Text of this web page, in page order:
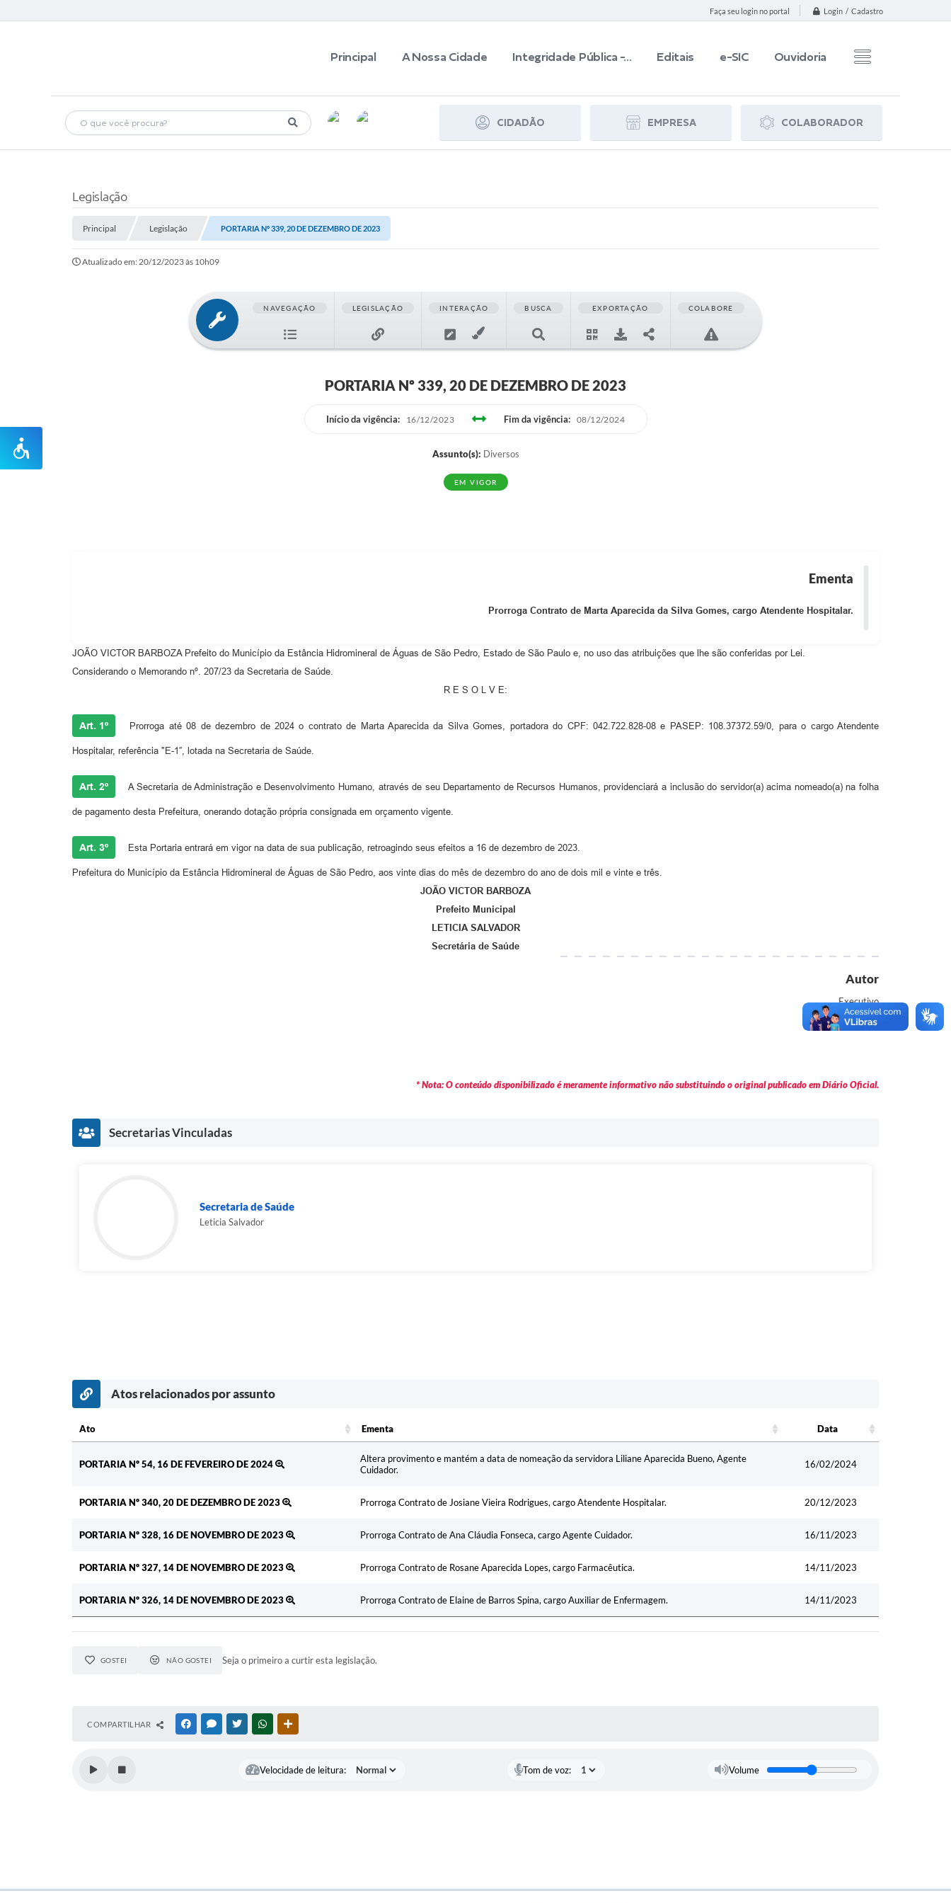
Faça seu login no portal Login / Cadastro
Principal A Nossa Cidade Integridade Pública -... Editais e-SIC Ouvidoria
CIDADÃO EMPRESA COLABORADOR
Legislação
Principal Legislação PORTARIA Nº 339, 20 DE DEZEMBRO DE 2023
Atualizado em: 20/12/2023 às 10h09
NAVEGAÇÃO LEGISLAÇÃO INTERAÇÃO BUSCA EXPORTAÇÃO COLABORE
PORTARIA Nº 339, 20 DE DEZEMBRO DE 2023
Início da vigência: 16/12/2023 Fim da vigência: 08/12/2024
Assunto(s): Diversos
EM VIGOR
Ementa
Prorroga Contrato de Marta Aparecida da Silva Gomes, cargo Atendente Hospitalar.
JOÃO VICTOR BARBOZA Prefeito do Município da Estância Hidromineral de Águas de São Pedro, Estado de São Paulo e, no uso das atribuições que lhe são conferidas por Lei.
Considerando o Memorando nº. 207/23 da Secretaria de Saúde.
R E S O L V E:
Art. 1º Prorroga até 08 de dezembro de 2024 o contrato de Marta Aparecida da Silva Gomes, portadora do CPF: 042.722.828-08 e PASEP: 108.37372.59/0, para o cargo Atendente
Hospitalar, referência "E-1”, lotada na Secretaria de Saúde.
Art. 2º A Secretaria de Administração e Desenvolvimento Humano, através de seu Departamento de Recursos Humanos, providenciará a inclusão do servidor(a) acima nomeado(a) na folha
de pagamento desta Prefeitura, onerando dotação própria consignada em orçamento vigente.
Art. 3º Esta Portaria entrará em vigor na data de sua publicação, retroagindo seus efeitos a 16 de dezembro de 2023.
Prefeitura do Município da Estância Hidromineral de Águas de São Pedro, aos vinte dias do mês de dezembro do ano de dois mil e vinte e três.
JOÃO VICTOR BARBOZA
Prefeito Municipal
LETICIA SALVADOR
Secretária de Saúde
Autor
Executivo
* Nota: O conteúdo disponibilizado é meramente informativo não substituindo o original publicado em Diário Oficial.
Secretarias Vinculadas
Secretaria de Saúde
Leticia Salvador
Atos relacionados por assunto
Ato Ementa
Data
PORTARIA Nº 54, 16 DE FEVEREIRO DE 2024
Altera provimento e mantém a data de nomeação da servidora Liliane Aparecida Bueno, Agente
Cuidador.
16/02/2024
PORTARIA Nº 340, 20 DE DEZEMBRO DE 2023 Prorroga Contrato de Josiane Vieira Rodrigues, cargo Atendente Hospitalar. 20/12/2023
PORTARIA Nº 328, 16 DE NOVEMBRO DE 2023 Prorroga Contrato de Ana Cláudia Fonseca, cargo Agente Cuidador. 16/11/2023
PORTARIA Nº 327, 14 DE NOVEMBRO DE 2023 Prorroga Contrato de Rosane Aparecida Lopes, cargo Farmacêutica. 14/11/2023
PORTARIA Nº 326, 14 DE NOVEMBRO DE 2023 Prorroga Contrato de Elaine de Barros Spina, cargo Auxiliar de Enfermagem. 14/11/2023
GOSTEI NÃO GOSTEI Seja o primeiro a curtir esta legislação.
COMPARTILHAR FACEBOOKMESSENGER
TWITTERWHATSAPP
Velocidade de leitura: Tom de voz: Volume